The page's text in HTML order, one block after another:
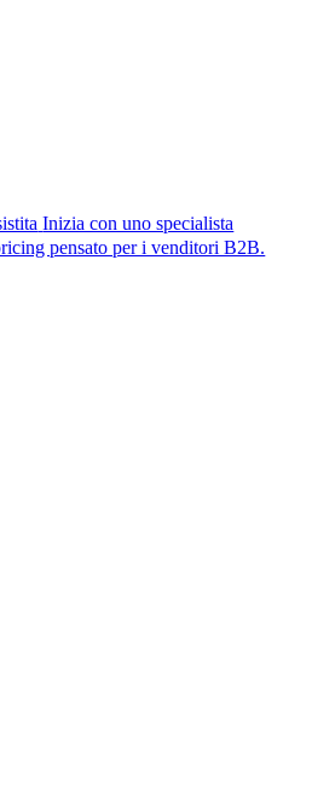
Inizia con uno specialista
pensato per i venditori B2B.